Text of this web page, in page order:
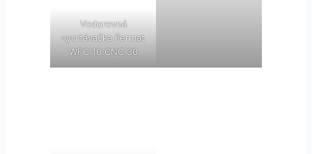
Vodorovná
vyvrtávačka Fermat
WFC 10 CNC 30